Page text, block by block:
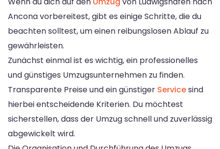
Ancona vorbereitest, gibt es einige Schritte, die du
beachten solltest, um einen reibungslosen Ablauf zu
gewährleisten.
Zunächst einmal ist es wichtig, ein professionelles
und günstiges Umzugsunternehmen zu finden.
Transparente Preise und ein günstiger Servicesind
hierbei entscheidende Kriterien. Du möchtest
sicherstellen, dass der Umzug schnell und zuverlässig
abgewickelt wird.